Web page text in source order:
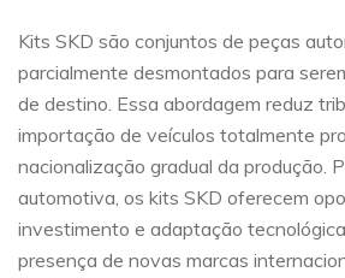
Kits SKD são conjuntos de peças
parcialmente desmontados para
de destino. Essa abordagem reduz
importação de veículos totalmente
nacionalização gradual da produção.
automotiva, os kits SKD oferecem
investimento e adaptação
presença de novas marcas